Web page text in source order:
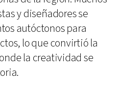
y diseñadores se
autóctonos para
lo que convirtió la
la creatividad se